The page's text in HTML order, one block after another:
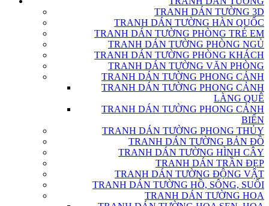
TRANH DÁN TƯỜNG 3D
TRANH DÁN TƯỜNG HÀN QUỐC
TRANH DÁN TƯỜNG PHÒNG TRẺ EM
TRANH DÁN TƯỜNG PHÒNG NGỦ
TRANH DÁN TƯỜNG PHÒNG KHÁCH
TRANH DÁN TƯỜNG VĂN PHÒNG
TRANH DÁN TƯỜNG PHONG CẢNH
TRANH DÁN TƯỜNG PHONG CẢNH
LÀNG QUÊ
TRANH DÁN TƯỜNG PHONG CẢNH
BIỂN
TRANH DÁN TƯỜNG PHONG THỦY
TRANH DÁN TƯỜNG BẢN ĐỒ
TRANH DÁN TƯỜNG HÌNH CÂY
TRANH DÁN TRẦN ĐẸP
TRANH DÁN TƯỜNG ĐỘNG VẬT
TRANH DÁN TƯỜNG HỒ, SÔNG, SUỐI
TRANH DÁN TƯỜNG HOA